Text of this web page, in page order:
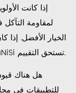
لمقاومة
الخيار الأفضل.
القوة المعقولة، فإن درجات CuCrZr أو CuNiSi تستحق التقييم.
هل هناك
للتطبيقات في